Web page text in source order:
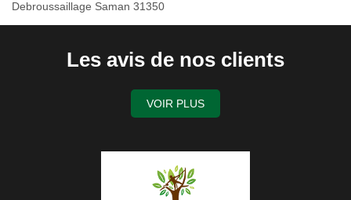
Debroussaillage Saman 31350
Les avis de nos clients
VOIR PLUS